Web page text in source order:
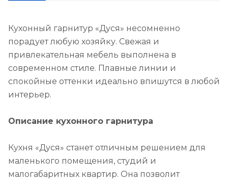
Кухонный гарнитур «Дуся» несомненно
порадует любую хозяйку. Свежая и
привлекательная мебель выполнена в
современном стиле. Плавные линии и
спокойные оттенки идеально впишутся в любой
интерьер.
Описание кухонного гарнитура
Кухня «Дуся» станет отличным решением для
маленького помещения, студий и
малогабаритных квартир. Она позволит